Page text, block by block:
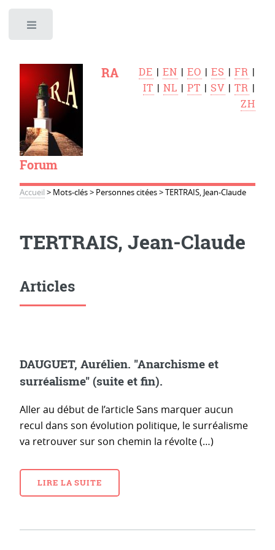
RA
Forum
DE |EN |EO |ES |FR |
IT |NL |PT | SV |TR |
ZH
Accueil > Mots-clés> Personnes citées>TERTRAIS, Jean-Claude
TERTRAIS, Jean-Claude
Articles
DAUGUET, Aurélien. "Anarchisme et
surréalisme" (suite et fin).
Aller au début de l’article Sans marquer aucun
recul dans son évolution politique, le surréalisme
va retrouver sur son chemin la révolte (…)
LIRE LA SUITE